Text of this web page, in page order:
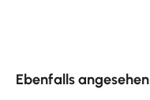
Ebenfalls angesehen